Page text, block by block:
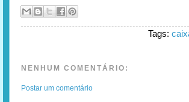
Tags:
NENHUM COMENTÁRIO:
Postar um comentário